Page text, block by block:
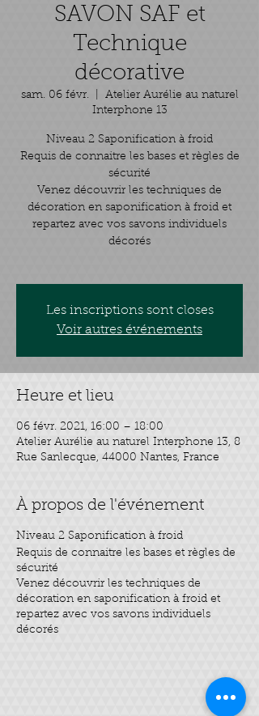
SAVON SAF et
Technique
décorative
sam. 06 févr.
Atelier Aurélie au naturel
Interphone 13
Niveau 2 Saponification à froid
Requis de connaitre les bases et règles de
sécurité
Venez découvrir les techniques de
décoration en saponification à froid et
repartez avec vos savons individuels
décorés
Les inscriptions sont closes
Voir autres événements
Heure et lieu
06 févr. 2021, 16:00 – 18:00
Atelier Aurélie au naturel Interphone 13, 8
Rue Sanlecque, 44000 Nantes, France
À propos de l'événement
Niveau 2 Saponification à froid
Requis de connaitre les bases et règles de
sécurité
Venez découvrir les techniques de
décoration en saponification à froid et
repartez avec vos savons individuels
décorés